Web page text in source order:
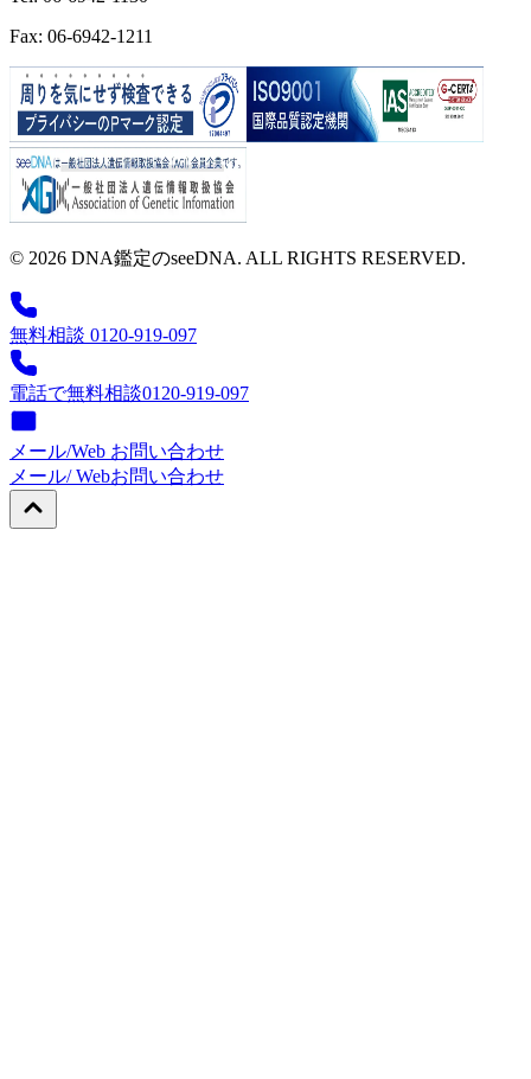
Fax: 06-6942-1211
© 2026 DNA鑑定のseeDNA. ALL RIGHTS RESERVED.
無料相談 0120-919-097
電話で無料相談0120-919-097
メール/Web お問い合わせ
メール/ Webお問い合わせ